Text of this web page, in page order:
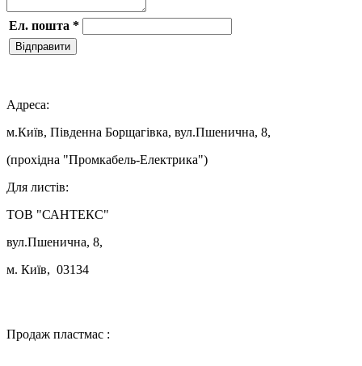
Ел. пошта *
Відправити
Адреса:
м.Київ, Південна Борщагівка, вул.Пшенична, 8,
(прохідна "Промкабель-Електрика")
Для листів:
ТОВ "САНТЕКС"
вул.Пшенична, 8,
м. Київ, 03134
Продаж пластмас :